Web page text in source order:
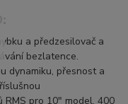
a předzesilovač a
bezlatence.
dynamiku, přesnost a
pro 10" model, 400